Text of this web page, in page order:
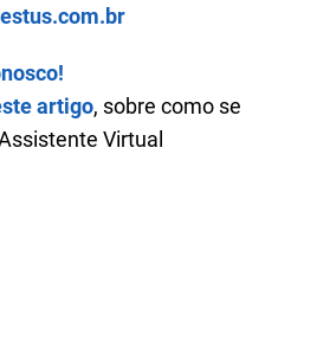
artigo, sobre como se
Virtual